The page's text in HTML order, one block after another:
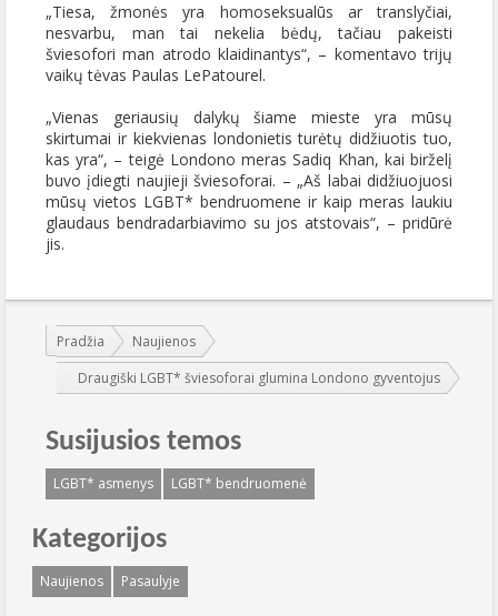
„Tiesa, žmonės yra homoseksualūs ar translyčiai,
nesvarbu, man tai nekelia bėdų, tačiau pakeisti
šviesofori man atrodo klaidinantys“, – komentavo trijų
vaikų tėvas Paulas LePatourel.
„Vienas geriausių dalykų šiame mieste yra mūsų
skirtumai ir kiekvienas londonietis turėtų didžiuotis tuo,
kas yra“, – teigė Londono meras Sadiq Khan, kai birželį
buvo įdiegti naujieji šviesoforai. – „Aš labai didžiuojuosi
mūsų vietos LGBT* bendruomene ir kaip meras laukiu
glaudaus bendradarbiavimo su jos atstovais“, – pridūrė
jis.
Jūs esate čia:
Pradžia
Naujienos
Draugiški LGBT* šviesoforai glumina Londono gyventojus
Susijusios temos
LGBT* asmenys LGBT* bendruomenė
Kategorijos
Naujienos Pasaulyje